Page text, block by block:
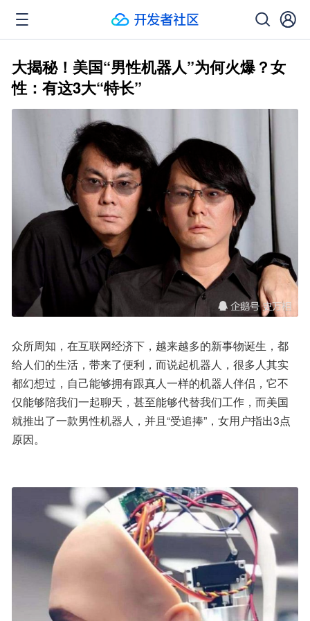
大揭秘！美国“男性机器人”为何火爆？女
性：有这3大“特长”
众所周知，在互联网经济下，越来越多的新事物诞生，都
给人们的生活，带来了便利，而说起机器人，很多人其实
都幻想过，自己能够拥有跟真人一样的机器人伴侣，它不
仅能够陪我们一起聊天，甚至能够代替我们工作，而美国
就推出了一款男性机器人，并且“受追捧”，女用户指出3点
原因。